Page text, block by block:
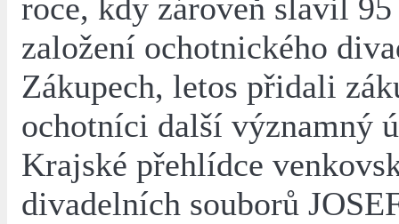
roce, kdy zároveň slavil
založení ochotnického
Zákupech, letos přidali
ochotníci další významný
Krajské přehlídce
divadelních souborů